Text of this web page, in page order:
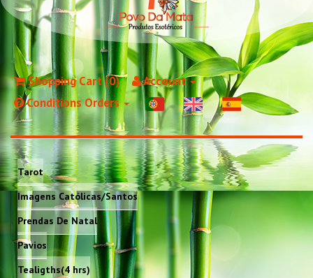
Shopping Cart (0)
Account
Conditions Orders
Tarot
Imagens Católicas/Santos
Prendas De Natal
Pavios
Tealigths(4 hrs)